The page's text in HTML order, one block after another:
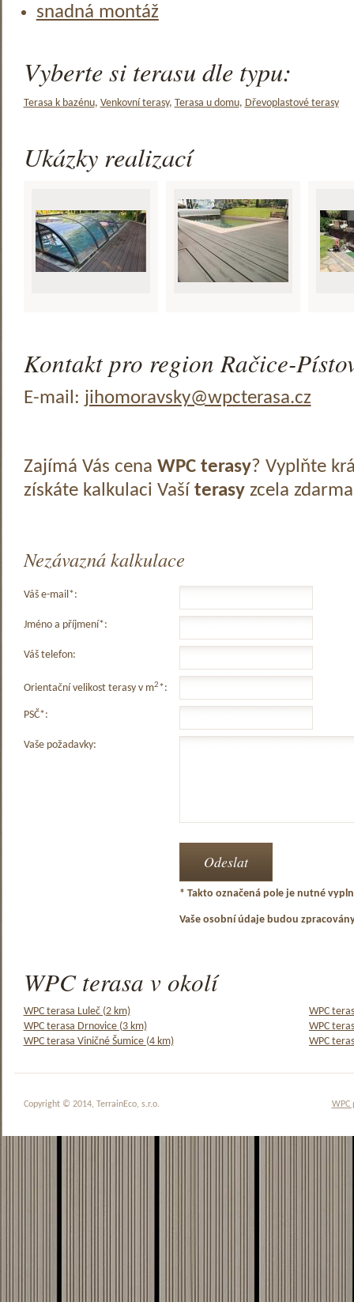
snadná montáž
Vyberte si terasu dle typu:
Terasa k bazénu, Venkovní terasy, Terasa u domu, Dřevoplastové terasy
Ukázky realizací
Kontakt pro region Račice-
E-mail: jihomoravsky@wpcterasa.cz
Zajímá Vás cena WPC terasy? Vyplňte
získáte kalkulaci Vaší terasyzcela
Nezávazná kalkulace
Váš e-mail*:
Jméno a příjmení*:
Váš telefon:
Orientační velikost terasy v m2*:
PSČ*:
Vaše požadavky:
* Takto označená pole je nutné
Vaše osobní údaje budou
WPC terasa v okolí
WPC terasa Luleč (2 km)
WPC
WPC terasa Drnovice (3 km)
WPC
WPC terasa Viničné Šumice (4 km)
WPC
WPC
Copyright © 2014, TerrainEco, s.r.o.